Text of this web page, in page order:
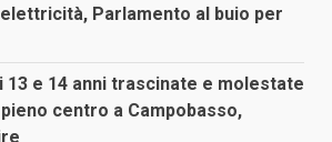
Parlamento al buio per
13 e 14 anni trascinate e molestate
centro a Campobasso,